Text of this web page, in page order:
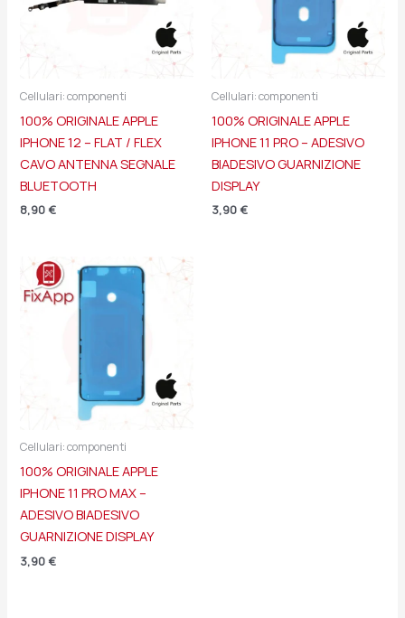
Cellulari: componenti
100% ORIGINALE APPLE
IPHONE 12 – FLAT / FLEX
CAVO ANTENNA SEGNALE
BLUETOOTH
8,90 €
Cellulari: componenti
100% ORIGINALE APPLE
IPHONE 11 PRO – ADESIVO
BIADESIVO GUARNIZIONE
DISPLAY
3,90 €
Cellulari: componenti
100% ORIGINALE APPLE
IPHONE 11 PRO MAX –
ADESIVO BIADESIVO
GUARNIZIONE DISPLAY
3,90 €